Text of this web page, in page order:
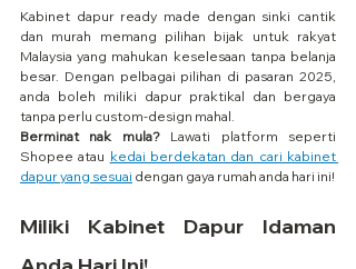
Kabinet dapur ready made dengan sinki cantik
dan murah memang pilihan bijak untuk rakyat
Malaysia yang mahukan keselesaan tanpa belanja
besar. Dengan pelbagai pilihan di pasaran 2025,
anda boleh miliki dapur praktikal dan bergaya
tanpa perlu custom-design mahal.
Berminat nak mula? Lawati platform seperti
Shopee atau kedai berdekatan dan cari kabinet
dapur yang sesuai dengan gaya rumah anda hari ini!
Miliki Kabinet Dapur Idaman